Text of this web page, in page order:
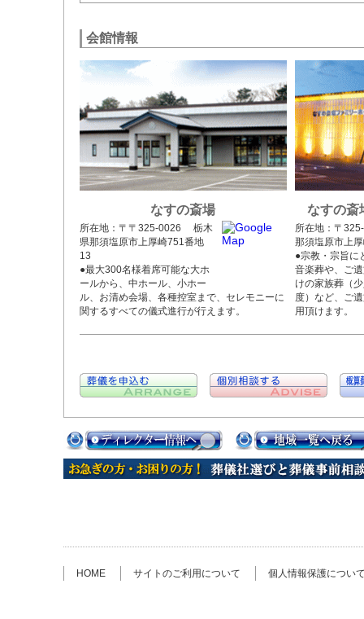
会館情報
なすの斎場
所在地：〒〒325-0026 栃木
県那須塩原市上厚崎751番地
13
●最大300名様着席可能な大ホ
ールから、中ホール、小ホー
ル、お清め会場、各種控室まで、セレモニーに
関するすべての儀式進行が行えます。
なすの斎
所在地：〒
那須塩原市上
●宗教・宗旨に
音楽葬や、ご
けの家族葬（
度）など、ご
用頂けます。
HOME サイトのご利用について 個人情報保護につい